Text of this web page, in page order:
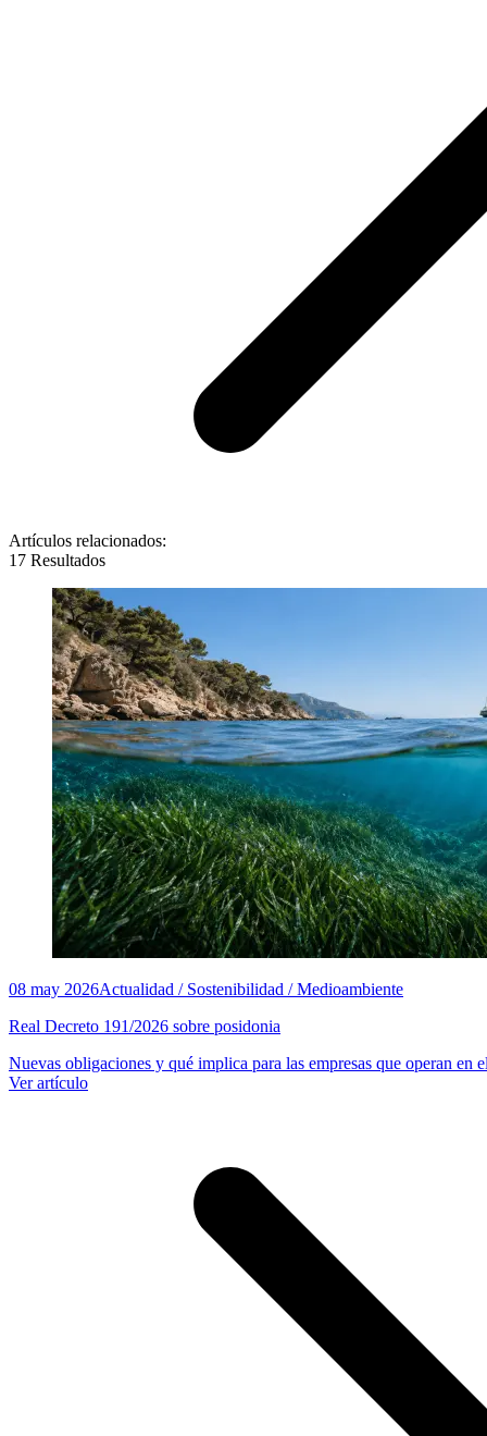
Artículos relacionados:
17 Resultados
08 may 2026Actualidad / Sostenibilidad / Medioambiente
Real Decreto 191/2026 sobre posidonia
Nuevas obligaciones y qué implica para las empresas que operan en
Ver artículo